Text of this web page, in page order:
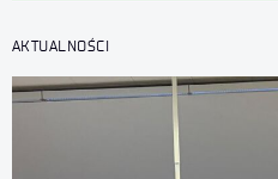
AKTUALNOŚCI